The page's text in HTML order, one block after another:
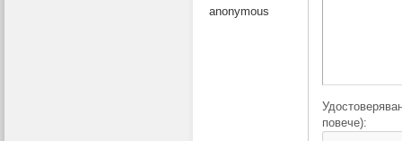
anonymous
повече):